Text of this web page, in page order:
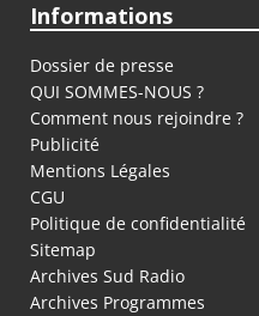
Informations
Dossier de presse
QUI SOMMES-NOUS ?
Comment nous rejoindre ?
Publicité
Mentions Légales
CGU
Politique de confidentialité
Sitemap
Archives Sud Radio
Archives Programmes